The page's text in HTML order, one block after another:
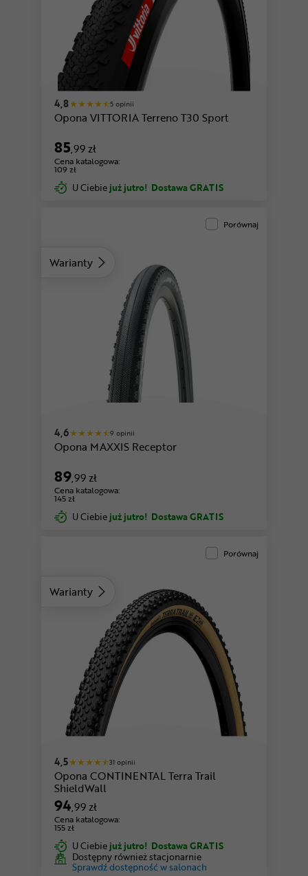
4,8 5 opinii
Opona VITTORIA Terreno T30 Sport
85,99 zł
Cena katalogowa:
109 zł
U Ciebie już jutro! Dostawa GRATIS
Warianty
Porównaj
4,6 9 opinii
Opona MAXXIS Receptor
89,99 zł
Cena katalogowa:
145 zł
U Ciebie już jutro! Dostawa GRATIS
Warianty
Porównaj
4,5 31 opinii
Opona CONTINENTAL Terra Trail
ShieldWall
94,99 zł
Cena katalogowa:
155 zł
U Ciebie już jutro! Dostawa GRATIS
Dostępny również stacjonarnie
Sprawdź dostępność w salonach